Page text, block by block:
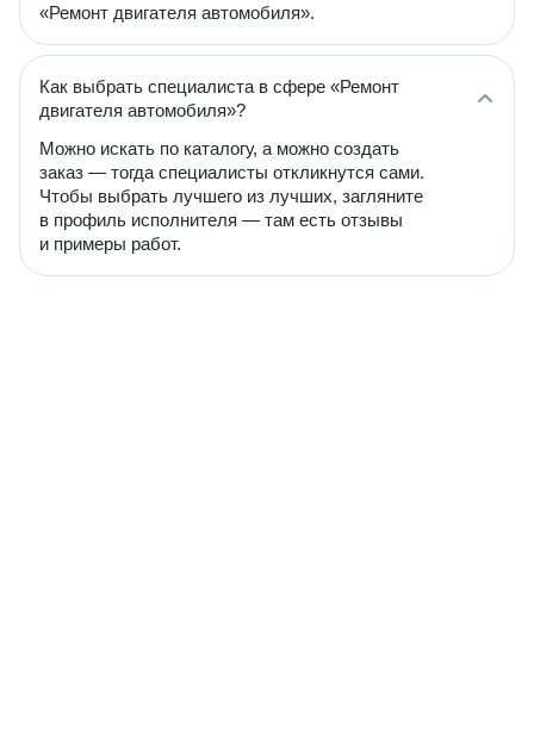
«Ремонт двигателя автомобиля».
Как выбрать специалиста в сфере «Ремонт
двигателя автомобиля»?
Можно искать по каталогу, а можно создать
заказ — тогда специалисты откликнутся сами.
Чтобы выбрать лучшего из лучших, загляните
в профиль исполнителя — там есть отзывы
и примеры работ.